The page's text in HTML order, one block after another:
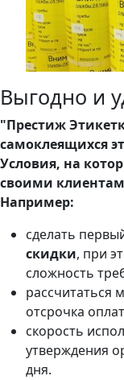
Выгодно и
"Престиж
самоклеящихся
Условия, на
своими
Например:
сделать
скидки, при
сложность
рассчитаться
отсрочка
скорость
утверждения
дня.